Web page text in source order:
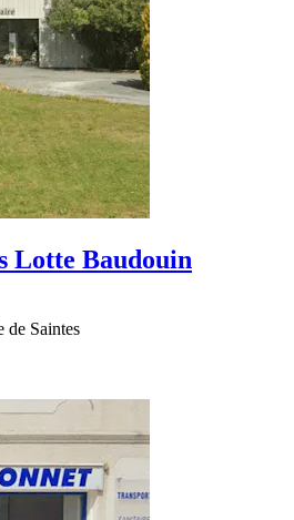
Lotte Baudouin
de Saintes